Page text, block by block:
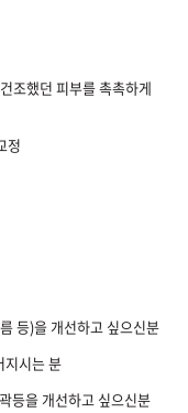
조했던 피부를 촉촉하게
정
등)을 개선하고 싶으신분
지시는 분
등을 개선하고 싶으신분